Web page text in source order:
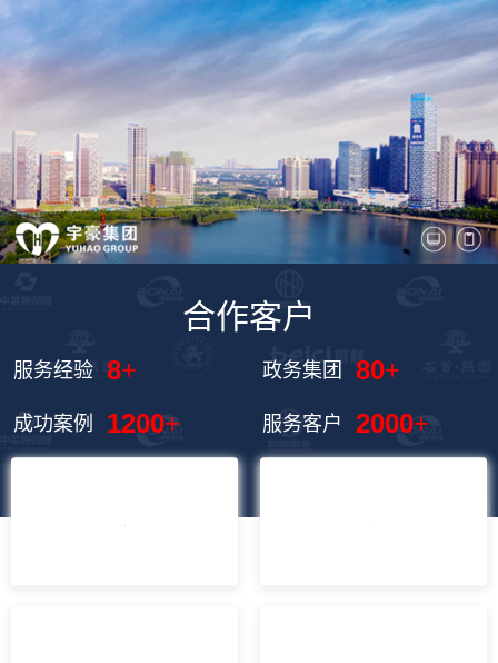
合作客户
服务经验 8+ 政务集团 80+
成功案例 1200+ 服务客户 2000+